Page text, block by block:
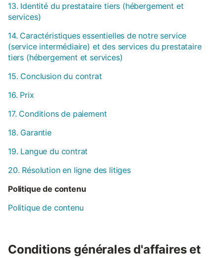
13. Identité du prestataire tiers (hébergement et
services)
14. Caractéristiques essentielles de notre service
(service intermédiaire) et des services du prestataire
tiers (hébergement et services)
15. Conclusion du contrat
16. Prix
17. Conditions de paiement
18. Garantie
19. Langue du contrat
20. Résolution en ligne des litiges
Politique de contenu
Politique de contenu
Conditions générales d'affaires et